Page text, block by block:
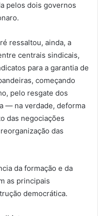
pelos dois governos
ressaltou, ainda, a
centrais sindicais,
para a garantia de
começando
pelo resgate dos
— na verdade, deforma
das negociações
das
da formação e da
as principais
democrática.